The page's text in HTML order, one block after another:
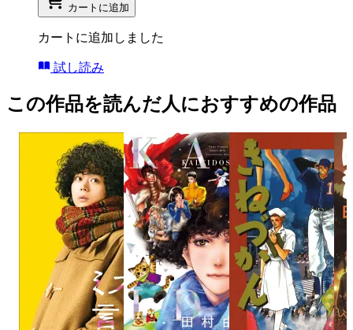
カートに追加
カートに追加しました
試し読み
この作品を読んだ人におすすめの作品